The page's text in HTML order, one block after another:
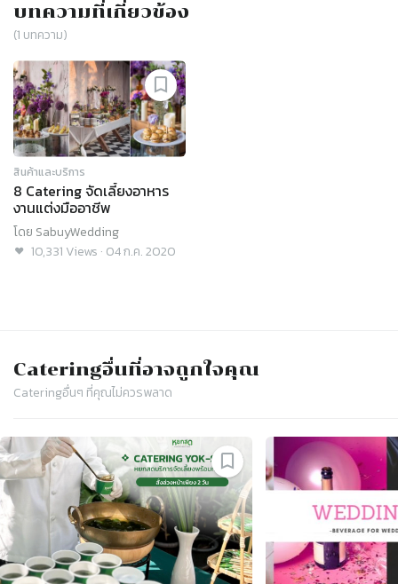
บทความที่เกี่ยวข้อง
(1 บทความ)
สินค้าและบริการ
8 Catering จัดเลี้ยงอาหาร
งานแต่งมืออาชีพ
โดย SabuyWedding
10,331 Views · 04 ก.ค. 2020
Cateringอื่นที่อาจถูกใจคุณ
Cateringอื่นๆ ที่คุณไม่ควรพลาด
Slide 1 of 4